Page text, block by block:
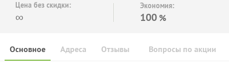
Цена без скидки:
∞
Экономия:
100 %
Основное Отзывы Вопросы по акции
Адреса